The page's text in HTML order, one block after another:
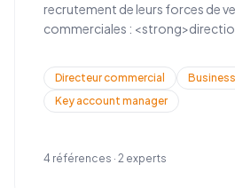
recrutement de leurs forces de
commerciales :
développement de réseau</
Directeur commercial
Key account manager
4 références · 2 experts